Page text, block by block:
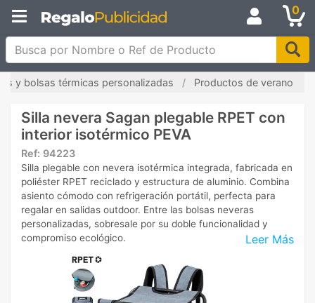
0
Busca por Nombre o Ref de Producto
y bolsas térmicas personalizadas Productos de verano
Silla nevera Sagan plegable RPET con
interior isotérmico PEVA
Ref: 94223
Leer Más
Silla plegable con nevera isotérmica integrada, fabricada en
poliéster RPET reciclado y estructura de aluminio. Combina
asiento cómodo con refrigeración portátil, perfecta para
regalar en salidas outdoor. Entre las bolsas neveras
personalizadas, sobresale por su doble funcionalidad y
compromiso ecológico.